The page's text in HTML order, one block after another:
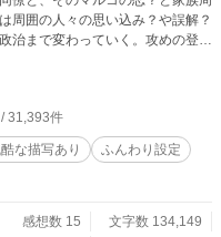
周囲の人々の思い込み？や誤解？
治まで変わっていく。攻めの登場
31,393件
な描写あり
ふんわり設定
感想数 15
文字数 134,149